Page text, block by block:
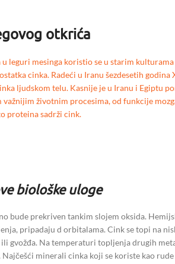
otkrića
leguri mesinga koristio se u starim
cinka. Radeći u Iranu šezdesetih
ljudskom telu. Kasnije je u Iranu i Egiptu
životnim procesima, od funkcije
proteina sadrži cink.
biološke uloge
bude prekriven tankim slojem oksida.
pripadaju d orbitalama. Cink se topi na
gvožđa. Na temperaturi topljenja drugih
minerali cinka koji se koriste kao